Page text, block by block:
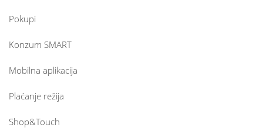
Pokupi
Konzum SMART
Mobilna aplikacija
Plaćanje režija
Shop&Touch